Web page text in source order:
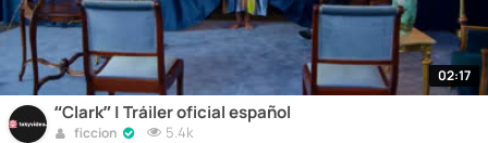
02:17
“Clark” | Tráiler oficial español
ficcion 5.4k